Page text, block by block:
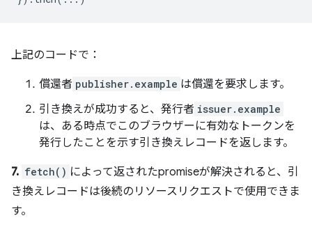
上記のコードで：
償還者 publisher.example は償還を要求します。
引き換えが成功すると、発行者 issuer.example
は、ある時点でこのブラウザーに有効なトークンを
発行したことを示す引き換えレコードを返します。
7. fetch() によって返されたpromiseが解決されると、引
き換えレコードは後続のリソースリクエストで使用できま
す。